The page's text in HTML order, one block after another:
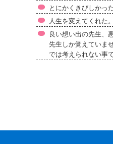
とにかくきびしかっ
人生を変えてくれた
良い想い出の先生、
先生しか覚えていま
では考えられない事